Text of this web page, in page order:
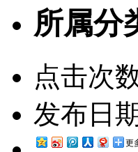
所属分
点击次
发布日
更